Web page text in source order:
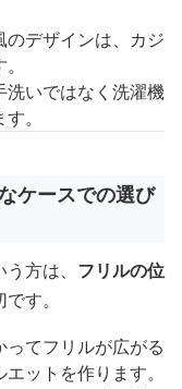
のデザインは、カジ
洗いではなく洗濯機
。
ケースでの選び
方は、 フリルの位
す。
ってフリルが広がる
ットを作ります。